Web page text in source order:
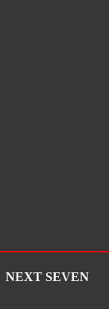
NEXT SEVEN